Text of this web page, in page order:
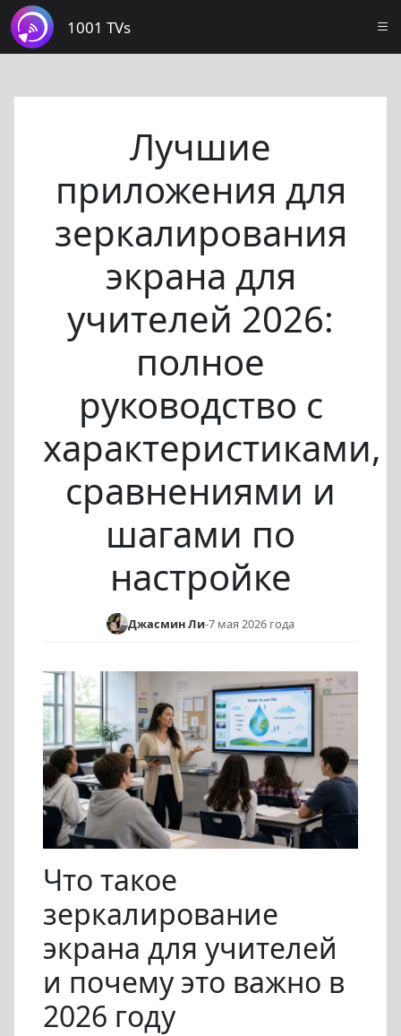
1001 TVs
Лучшие
приложения для
зеркалирования
экрана для
учителей 2026:
полное
руководство с
характеристиками,
сравнениями и
шагами по
настройке
Джасмин Ли-7 мая 2026 года
Что такое
зеркалирование
экрана для учителей
и почему это важно в
2026 году